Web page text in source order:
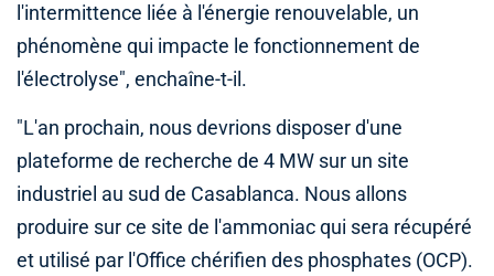
l'intermittence liée à l'énergie renouvelable, un
phénomène qui impacte le fonctionnement de
l'électrolyse", enchaîne-t-il.
"L'an prochain, nous devrions disposer d'une
plateforme de recherche de 4 MW sur un site
industriel au sud de Casablanca. Nous allons
produire sur ce site de l'ammoniac qui sera récupéré
et utilisé par l'Office chérifien des phosphates (OCP).